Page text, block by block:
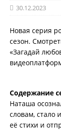
30.12.2023
Новая серия
сезон.
«Загадай
Содержание
Наташа
словам, стало
её стихи и